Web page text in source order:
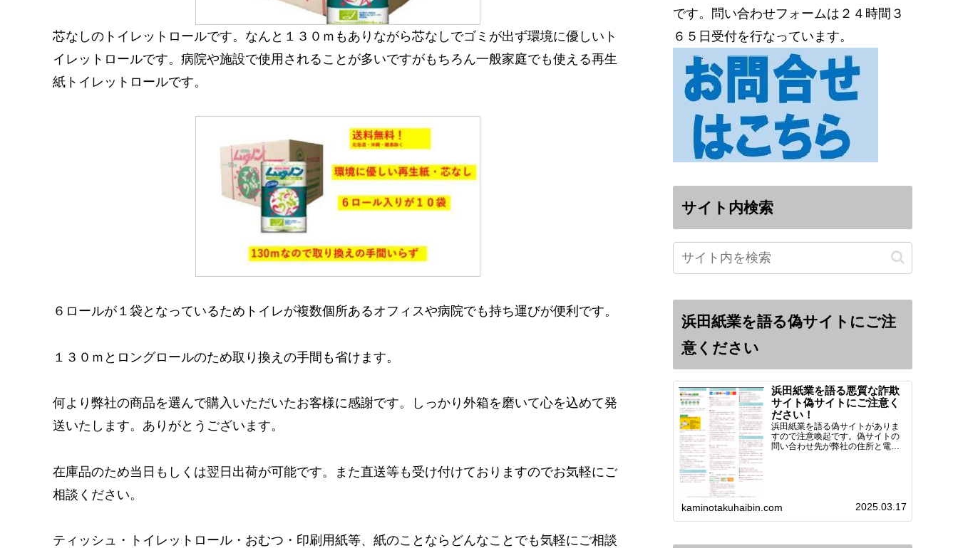
芯なしのトイレットロールです。なんと１３０ｍもありながら芯なしでゴミが出ず環境に優しいト
イレットロールです。病院や施設で使用されることが多いですがもちろん一般家庭でも使える再生
紙トイレットロールです。
６ロールが１袋となっているためトイレが複数個所あるオフィスや病院でも持ち運びが便利です。
１３０ｍとロングロールのため取り換えの手間も省けます。
何より弊社の商品を選んで購入いただいたお客様に感謝です。しっかり外箱を磨いて心を込めて発
送いたします。ありがとうございます。
在庫品のため当日もしくは翌日出荷が可能です。また直送等も受け付けておりますのでお気軽にご
相談ください。
ティッシュ・トイレットロール・おむつ・印刷用紙等、紙のことならどんなことでも気軽にご相談
です。問い合わせフォームは２４時間３
６５日受付を行なっています。
サイト内検索
浜田紙業を語る偽サイトにご注
意ください
浜田紙業を語る悪質な詐欺
サイト偽サイトにご注意く
ださい！
浜田紙業を語る偽サイトがありま
すので注意喚起です。偽サイトの
問い合わせ先が弊社の住所と電話
い…
kaminotakuhaibin.com 2025.03.17